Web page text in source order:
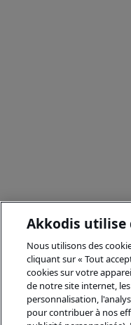
Akkodis utilise
Nous utilisons des
cliquant sur « Tout
cookies sur votre
de notre site internet,
personnalisation,
pour contribuer à nos